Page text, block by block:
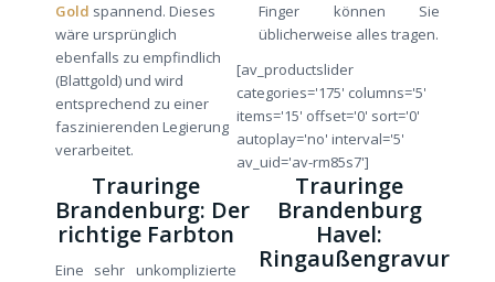
Gold spannend. Dieses
wäre ursprünglich
ebenfalls zu empfindlich
(Blattgold) und wird
entsprechend zu einer
faszinierenden Legierung
verarbeitet.
Finger können Sie
üblicherweise alles tragen.
Trauringe
Brandenburg: Der
richtige Farbton
Eine sehr unkomplizierte
Trauringe
Brandenburg
Havel:
Ringaußengravur
[av_productslider
categories='175' columns='5'
items='15' offset='0' sort='0'
autoplay='no' interval='5'
av_uid='av-rm85s7']